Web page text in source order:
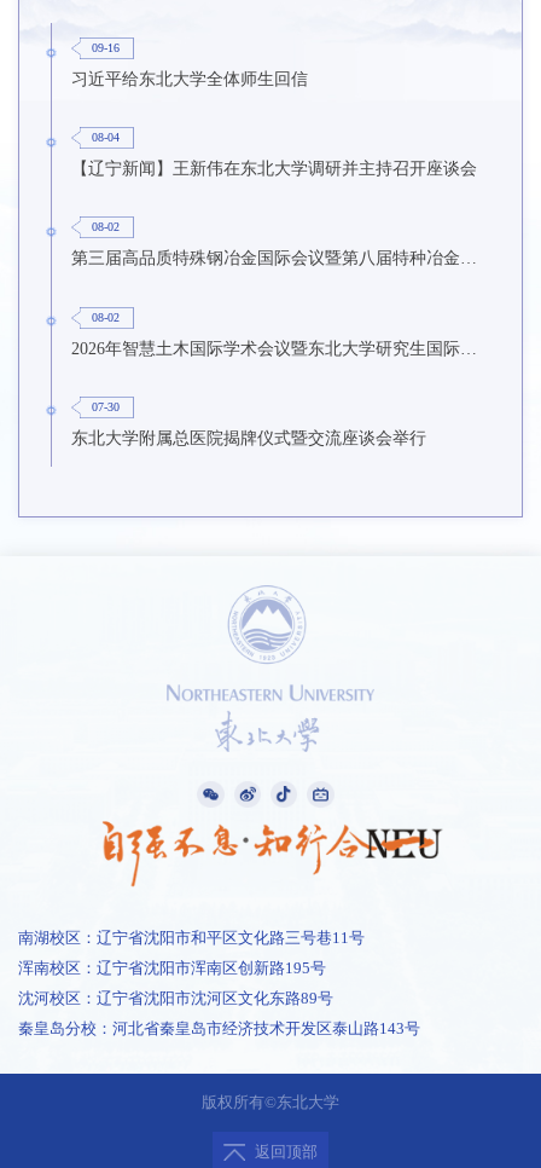
09-16
习近平给东北大学全体师生回信
08-04
【辽宁新闻】王新伟在东北大学调研并主持召开座谈会
08-02
第三届高品质特殊钢冶金国际会议暨第八届特种冶金技术学术会议在东北大学召开
08-02
2026年智慧土木国际学术会议暨东北大学研究生国际暑期学校第九期在东北大学召开
07-30
东北大学附属总医院揭牌仪式暨交流座谈会举行
南湖校区：辽宁省沈阳市和平区文化路三号巷11号
浑南校区：辽宁省沈阳市浑南区创新路195号
沈河校区：辽宁省沈阳市沈河区文化东路89号
秦皇岛分校：河北省秦皇岛市经济技术开发区泰山路143号
版权所有©东北大学
返回顶部
1 /0